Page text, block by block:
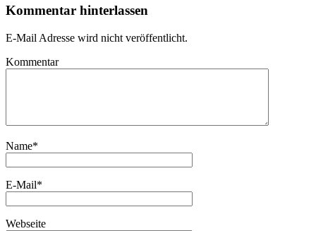
Kommentar hinterlassen
E-Mail Adresse wird nicht veröffentlicht.
Kommentar
Name*
E-Mail*
Webseite